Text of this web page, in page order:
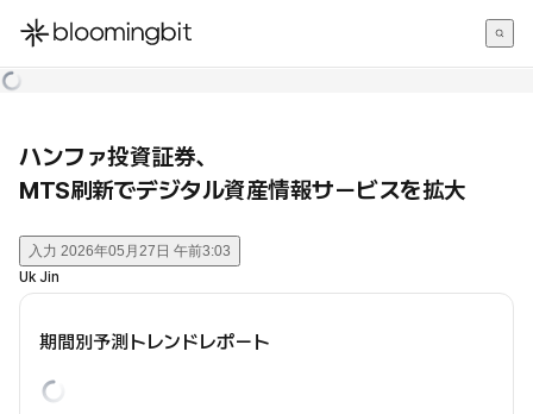
한국어
ハンファ投資証券、
MTS刷新でデジタル資産情報サービスを拡大
入力 2026年05月27日 午前3:03
Uk Jin
期間別予測トレンドレポート